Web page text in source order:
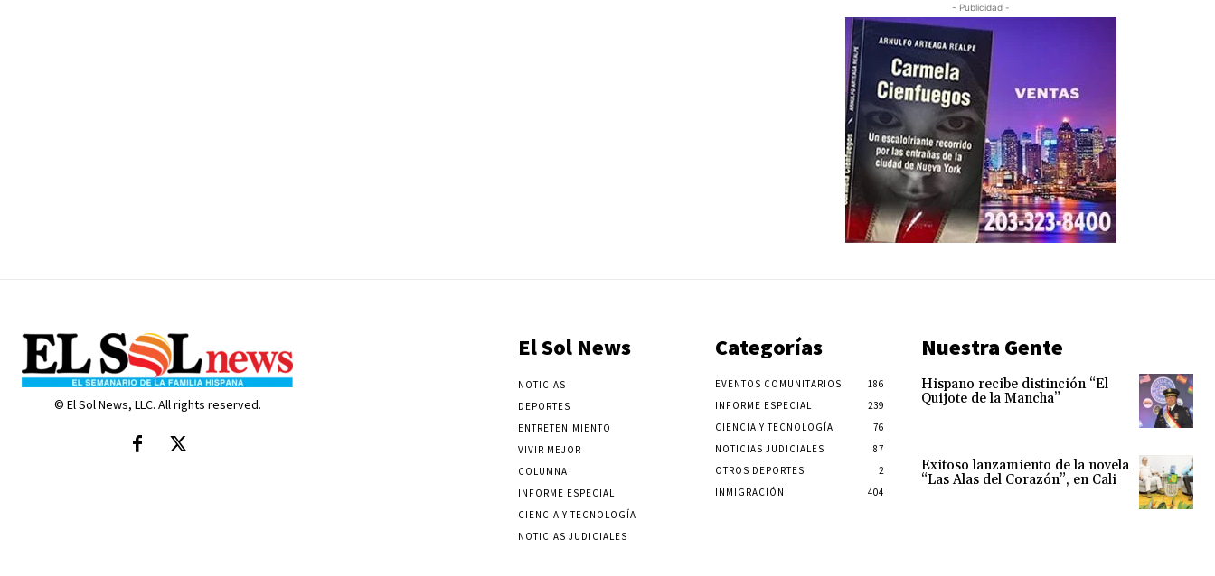
- Publicidad -
© El Sol News, LLC. All rights reserved.
El Sol News
NOTICIAS
DEPORTES
ENTRETENIMIENTO
VIVIR MEJOR
COLUMNA
INFORME ESPECIAL
CIENCIA Y TECNOLOGÍA
NOTICIAS JUDICIALES
Categorías
EVENTOS COMUNITARIOS
186
INFORME ESPECIAL
239
CIENCIA Y TECNOLOGÍA
76
NOTICIAS JUDICIALES
87
OTROS DEPORTES
2
INMIGRACIÓN
404
Nuestra Gente
Hispano recibe distinción “El
Quijote de la Mancha”
Exitoso lanzamiento de la novela
“Las Alas del Corazón”, en Cali